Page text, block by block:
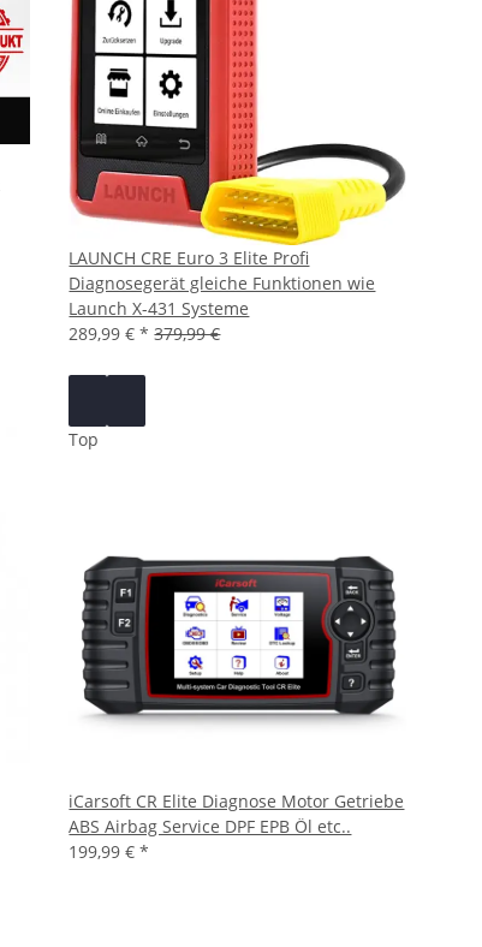
LAUNCH CRE Euro 3 Elite Profi
Diagnosegerät gleiche Funktionen wie
Launch X-431 Systeme
289,99 €* 379,99 €
Top
iCarsoft CR Elite Diagnose Motor Getriebe
ABS Airbag Service DPF EPB Öl etc..
199,99 €*